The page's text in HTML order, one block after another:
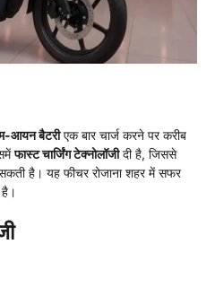
आयन बैटरीएक बार चार्ज करने पर करीब
फास्ट चार्जिंग टेक्नोलॉजीदी है, जिससे
है। यह फीचर रोजाना शहर में सफर